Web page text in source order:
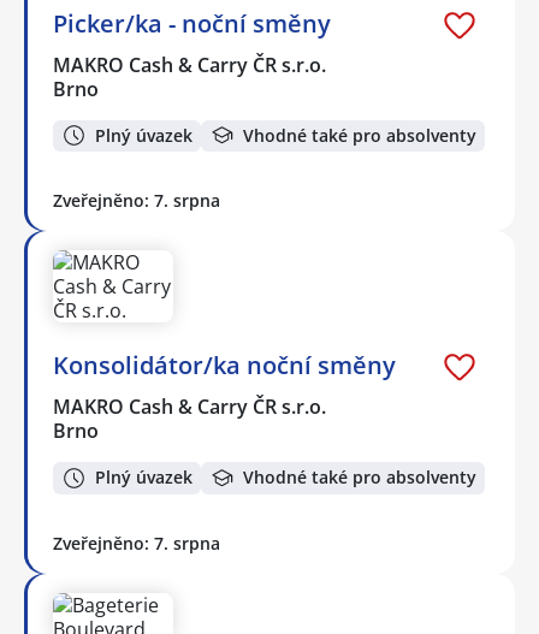
Picker/ka - noční směny
MAKRO Cash & Carry ČR s.r.o.
Brno
Plný úvazek Vhodné také pro absolventy
Zveřejněno: 7. srpna
Konsolidátor/ka noční směny
MAKRO Cash & Carry ČR s.r.o.
Brno
Plný úvazek Vhodné také pro absolventy
Zveřejněno: 7. srpna